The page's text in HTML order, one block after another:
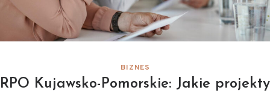
BIZNES
RPO Kujawsko-Pomorskie: Jakie projekty